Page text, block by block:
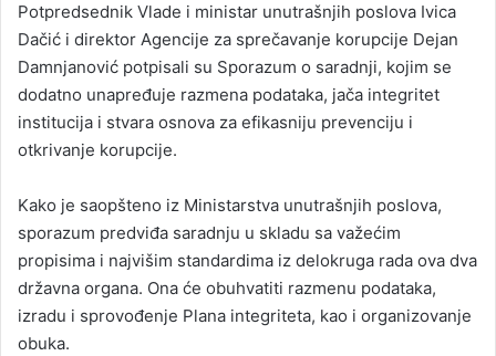
Potpredsednik Vlade i ministar unutrašnjih poslova Ivica
Dačić i direktor Agencije za sprečavanje korupcije Dejan
Damnjanović potpisali su Sporazum o saradnji, kojim se
dodatno unapređuje razmena podataka, jača integritet
institucija i stvara osnova za efikasniju prevenciju i
otkrivanje korupcije.
Kako je saopšteno iz Ministarstva unutrašnjih poslova,
sporazum predviđa saradnju u skladu sa važećim
propisima i najvišim standardima iz delokruga rada ova dva
državna organa. Ona će obuhvatiti razmenu podataka,
izradu i sprovođenje Plana integriteta, kao i organizovanje
obuka.